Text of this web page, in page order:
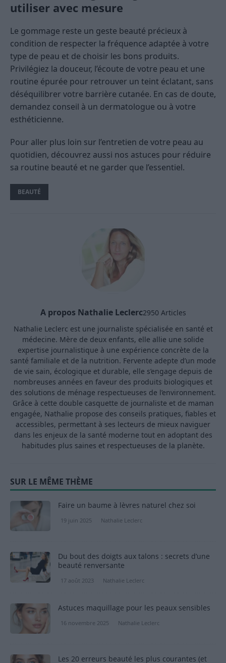
utiliser avec mesure
Le gommage reste un geste beauté précieux à
condition de respecter la fréquence adaptée à votre
type de peau et de choisir les bons produits.
Privilégiez la douceur, l’écoute de votre peau et une
routine épurée pour retrouver un teint éclatant, sans
déséquilibrer votre barrière cutanée. En cas de doute,
demandez conseil à un dermatologue ou à votre
esthéticienne.
Pour aller plus loin sur l’entretien de votre peau au
quotidien, découvrez aussi nos astuces pour réduire
sa routine beauté et ne garder que l’essentiel.
BEAUTÉ
A propos Nathalie Leclerc2950 Articles
Nathalie Leclerc est une journaliste spécialisée en santé et
médecine. Mère de deux enfants, elle allie une solide
expertise journalistique à une expérience concrète de la
santé familiale et de la nutrition. Fervente adepte d’un mode
de vie sain, écologique et durable, elle s’engage depuis de
nombreuses années en faveur des produits biologiques et
des solutions de ménage respectueuses de l’environnement.
Grâce à cette double casquette de journaliste et de maman
engagée, Nathalie propose des conseils pratiques, fiables et
accessibles, permettant à ses lecteurs de mieux naviguer
dans les enjeux de la santé moderne tout en adoptant des
habitudes plus saines et respectueuses de la planète.
SUR LE MÊME THÈME
Faire un baume à lèvres naturel chez soi
19 juin 2025 Nathalie Leclerc
Du bout des doigts aux talons : secrets d’une
beauté renversante
17 août 2023 Nathalie Leclerc
Astuces maquillage pour les peaux sensibles
16 novembre 2025 Nathalie Leclerc
Les 20 erreurs beauté les plus courantes (et